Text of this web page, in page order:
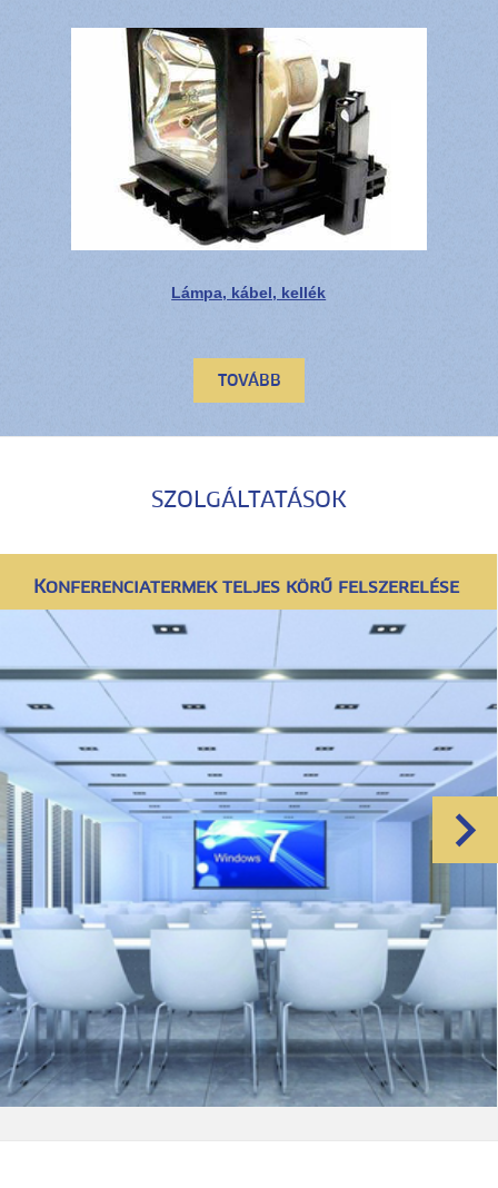
Lámpa, kábel, kellék
TOVÁBB
SZOLGÁLTATÁSOK
Konferenciatermek teljes körű felszerelése